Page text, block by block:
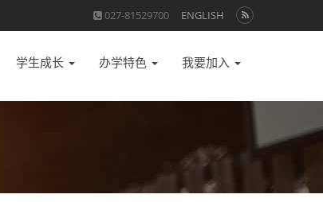
027-81529700 ENGLISH
学生成长 办学特色 我要加入